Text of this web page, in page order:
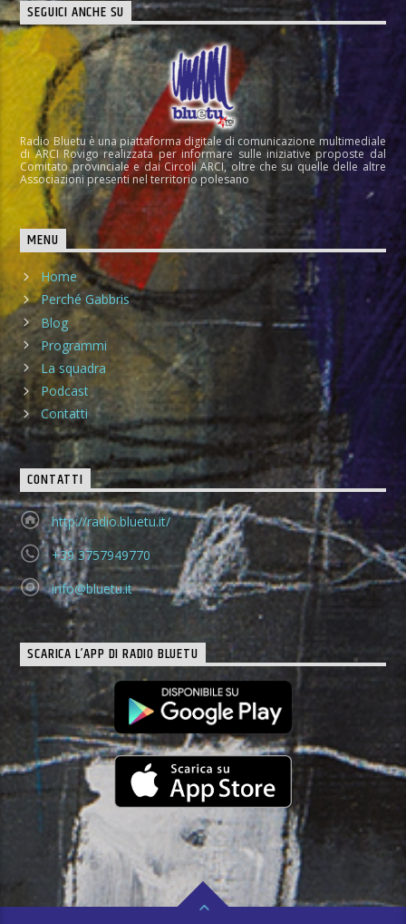
SEGUICI ANCHE SU
Radio Bluetu è una piattaforma digitale di comunicazione multimediale
di ARCI Rovigo realizzata per informare sulle iniziative proposte dal
Comitato provinciale e dai Circoli ARCI, oltre che su quelle delle altre
Associazioni presenti nel territorio polesano
MENU
Home
Perché Gabbris
Blog
Programmi
La squadra
Podcast
Contatti
CONTATTI
http://radio.bluetu.it/
+39 3757949770
info@bluetu.it
SCARICA L’APP DI RADIO BLUETU